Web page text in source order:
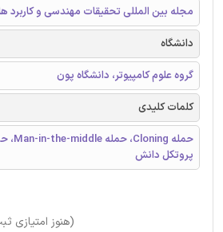
مجله بین المللی تحقیقات مهندسی و کاربرد
دانشگاه
گروه علوم کامپیوتر، دانشگاه پون
کلمات کلیدی
پروتکل دانش
(هنوز امتیازی